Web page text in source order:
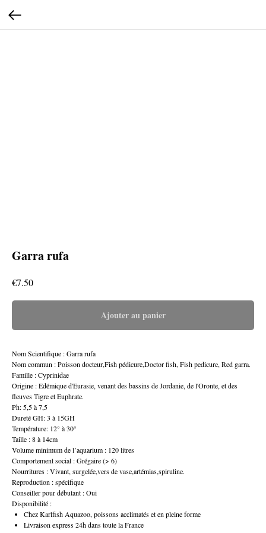
Garra rufa
€7.50
Ajouter au panier
Nom Scientifique : Garra rufa
Nom commun : Poisson docteur,Fish pédicure,Doctor fish, Fish pedicure, Red garra.
Famille : Cyprinidae
Origine : Edémique d'Eurasie, venant des bassins de Jordanie, de l'Oronte, et des
fleuves Tigre et Euphrate.
Ph: 5,5 à 7,5
Dureté GH: 3 à 15GH
Température: 12° à 30°
Taille : 8 à 14cm
Volume minimum de l’aquarium : 120 litres
Comportement social : Grégaire (> 6)
Nourritures : Vivant, surgelée,vers de vase,artémias,spiruline.
Reproduction : spécifique
Conseiller pour débutant : Oui
Disponibilité :
Chez Karlfish Aquazoo, poissons acclimatés et en pleine forme
Livraison express 24h dans toute la France